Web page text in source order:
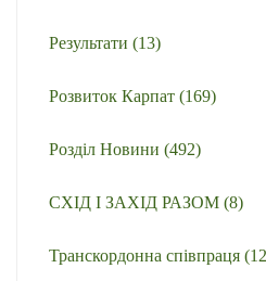
Результати (13)
Розвиток Карпат (169)
Розділ Новини (492)
СХІД І ЗАХІД РАЗОМ (8)
Транскордонна співпраця